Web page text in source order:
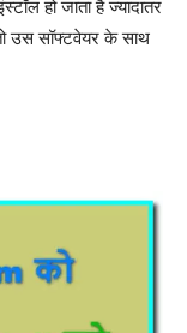
हो जाता है ज्यादातर
उस सॉफ्टवेयर के साथ